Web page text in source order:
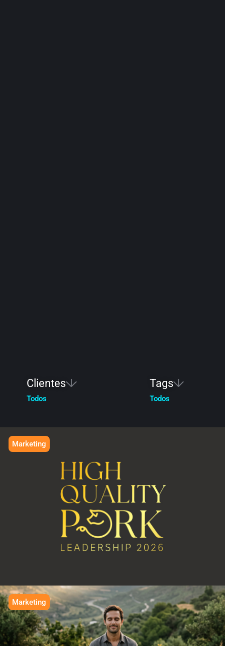
Clientes
Todos
Tags
Todos
Marketing
HIGH QUALITY PORK
Liderazgo a la medida
Marketing